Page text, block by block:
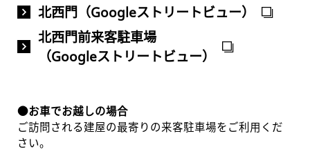
北西門（Googleストリートビュー）
北西門前来客駐車場
（Googleストリートビュー）
●お車でお越しの場合
ご訪問される建屋の最寄りの来客駐車場をご利用くだ
さい。